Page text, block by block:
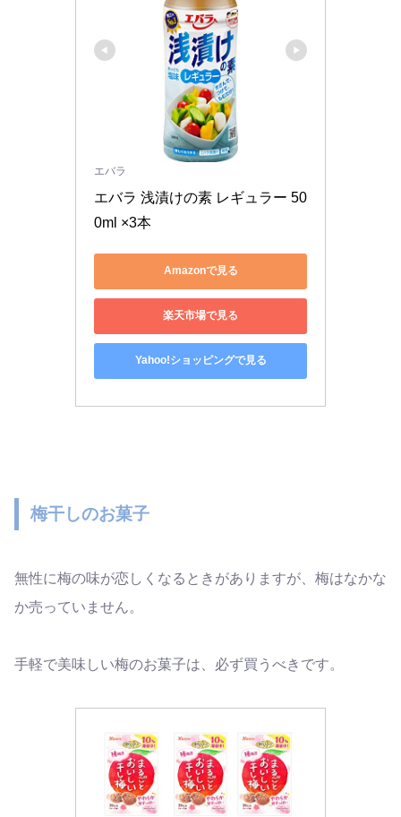
エバラ
エバラ 浅漬けの素 レギュラー 50
0ml ×3本
Amazonで見る
楽天市場で見る
Yahoo!ショッピングで見る
梅干しのお菓子
無性に梅の味が恋しくなるときがありますが、梅はなかな
か売っていません。
手軽で美味しい梅のお菓子は、必ず買うべきです。